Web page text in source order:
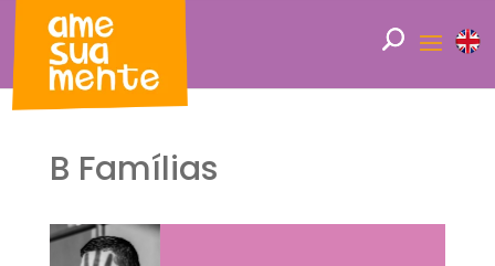
B Famílias